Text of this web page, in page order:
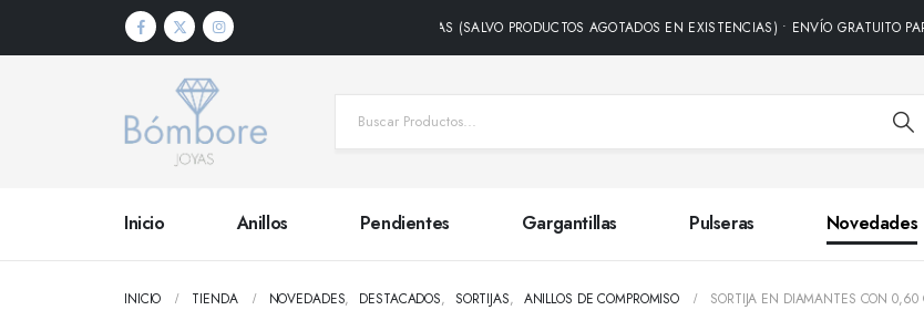
DENTRO DE PENÍNSULA • PLAZO DE ENTREGA 24/48 HORAS (SALVO PRODUCTOS AGOTADOS EN EXISTENCIAS) • ENVÍO GRATUITO PARA
Inicio Anillos Pendientes Gargantillas Pulseras Novedades
INICIO TIENDA NOVEDADES, DESTACADOS, SORTIJAS, ANILLOS DE COMPROMISO SORTIJA EN DIAMANTES CON 0,60